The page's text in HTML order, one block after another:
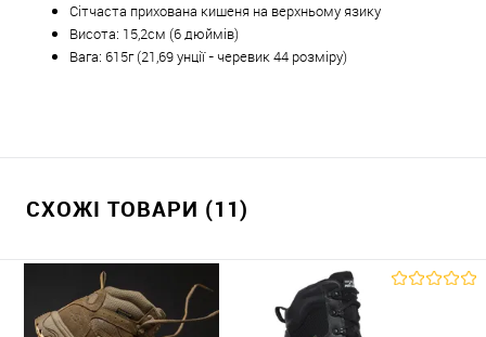
Сітчаста прихована кишеня на верхньому язику
Висота: 15,2см (6 дюймів)
Вага: 615г (21,69 унції - черевик 44 розміру)
СХОЖІ ТОВАРИ (11)